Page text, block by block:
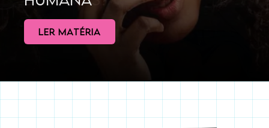
LER MATÉRIA